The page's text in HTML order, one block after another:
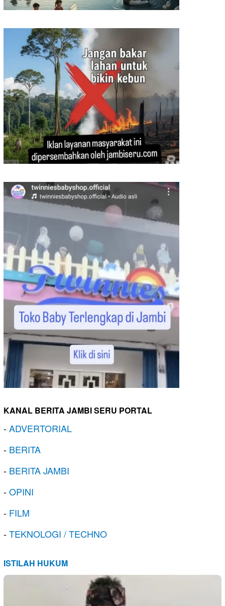
KANAL BERITA JAMBI SERU PORTAL
-ADVERTORIAL
- BERITA
- BERITA JAMBI
-OPINI
- FILM
-TEKNOLOGI / TECHNO
ISTILAH HUKUM